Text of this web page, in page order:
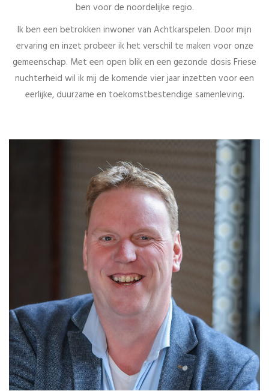
ben voor de noordelijke regio.
Ik ben een betrokken inwoner van Achtkarspelen. Door mijn
ervaring en inzet probeer ik het verschil te maken voor onze
gemeenschap. Met een open blik en een gezonde dosis Friese
nuchterheid wil ik mij de komende vier jaar inzetten voor een
eerlijke, duurzame en toekomstbestendige samenleving.